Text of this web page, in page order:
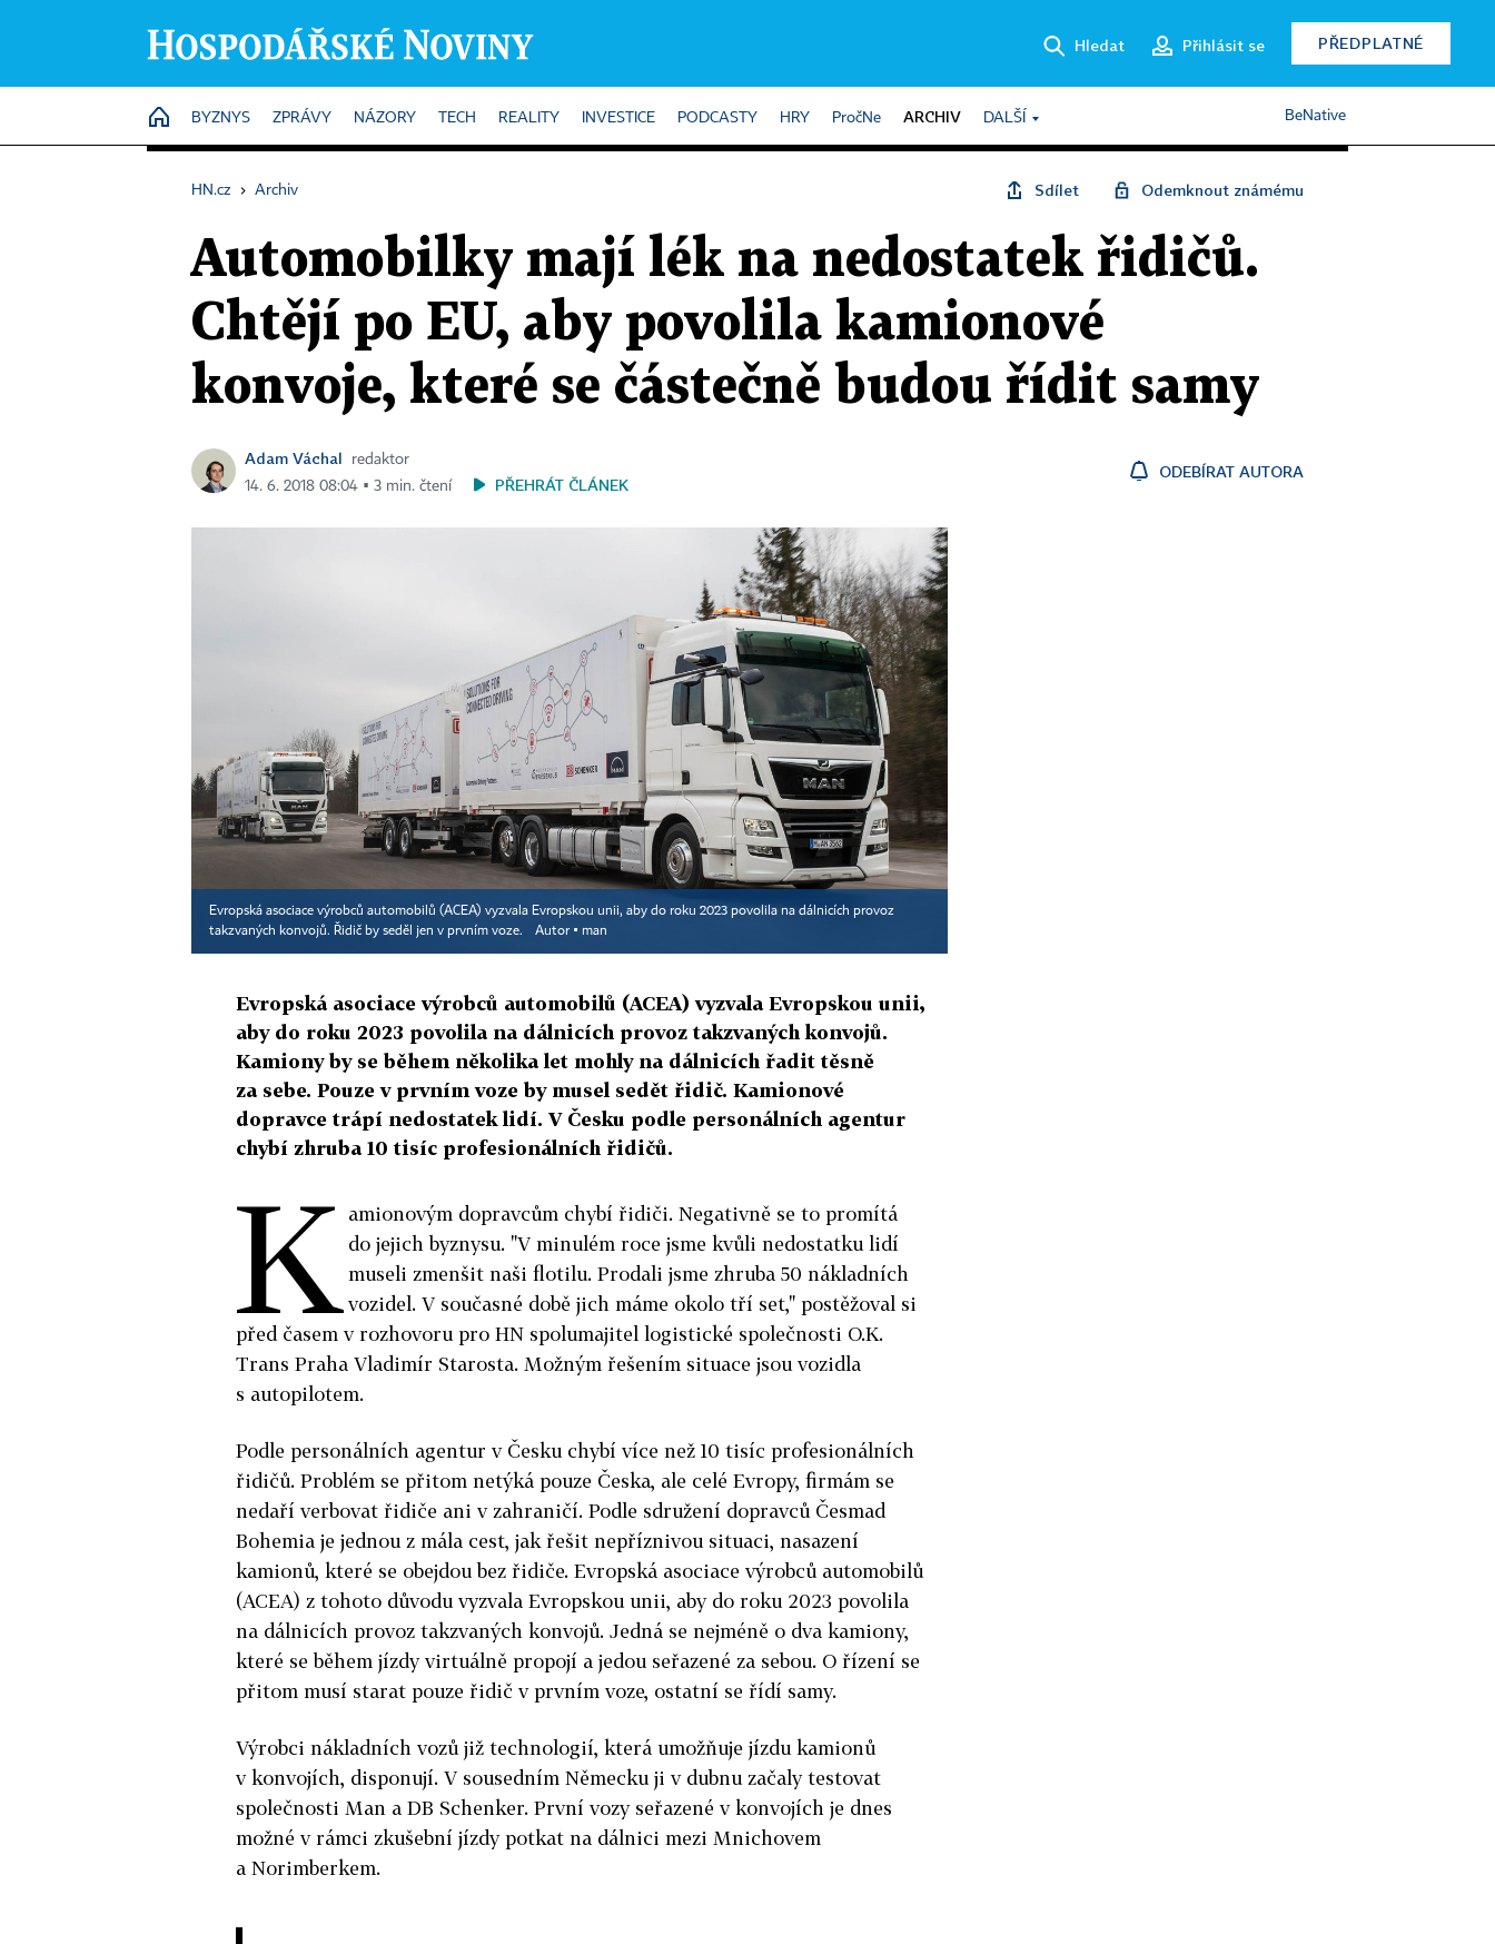
Hledat Přihlásit se PŘEDPLATNÉ
HOME
BYZNYS ZPRÁVY NÁZORY TECH REALITY INVESTICE PODCASTY HRY PročNe ARCHIV DALŠÍ BeNative
HN.cz › Archiv Sdílet Odemknout známému
Automobilky mají lék na nedostatek řidičů.
Chtějí po EU, aby povolila kamionové
konvoje, které se částečně budou řídit samy
Adam Váchal
redaktor
14. 6. 2018 08:04 ▪ 3 min. čtení
PŘEHRÁT ČLÁNEK
ODEBÍRAT AUTORA
Evropská asociace výrobců automobilů (ACEA) vyzvala Evropskou unii, aby do roku 2023 povolila na dálnicích provoz
takzvaných konvojů. Řidič by seděl jen v prvním voze.
Autor ▪ man
Evropská asociace výrobců automobilů (ACEA) vyzvala Evropskou unii,
aby do roku 2023 povolila na dálnicích provoz takzvaných konvojů.
Kamiony by se během několika let mohly na dálnicích řadit těsně
za sebe. Pouze v prvním voze by musel sedět řidič. Kamionové
dopravce trápí nedostatek lidí. V Česku podle personálních agentur
chybí zhruba 10 tisíc profesionálních řidičů.
K amionovým dopravcům chybí řidiči. Negativně se to promítá
do jejich byznysu. "V minulém roce jsme kvůli nedostatku lidí
museli zmenšit naši flotilu. Prodali jsme zhruba 50 nákladních
vozidel. V současné době jich máme okolo tří set," postěžoval si
před časem v rozhovoru pro HN spolumajitel logistické společnosti O.K.
Trans Praha Vladimír Starosta. Možným řešením situace jsou vozidla
s autopilotem.
Podle personálních agentur v Česku chybí více než 10 tisíc profesionálních
řidičů. Problém se přitom netýká pouze Česka, ale celé Evropy, firmám se
nedaří verbovat řidiče ani v zahraničí. Podle sdružení dopravců Česmad
Bohemia je jednou z mála cest, jak řešit nepříznivou situaci, nasazení
kamionů, které se obejdou bez řidiče. Evropská asociace výrobců automobilů
(ACEA) z tohoto důvodu vyzvala Evropskou unii, aby do roku 2023 povolila
na dálnicích provoz takzvaných konvojů. Jedná se nejméně o dva kamiony,
které se během jízdy virtuálně propojí a jedou seřazené za sebou. O řízení se
přitom musí starat pouze řidič v prvním voze, ostatní se řídí samy.
Výrobci nákladních vozů již technologií, která umožňuje jízdu kamionů
v konvojích, disponují. V sousedním Německu ji v dubnu začaly testovat
společnosti Man a DB Schenker. První vozy seřazené v konvojích je dnes
možné v rámci zkušební jízdy potkat na dálnici mezi Mnichovem
a Norimberkem.